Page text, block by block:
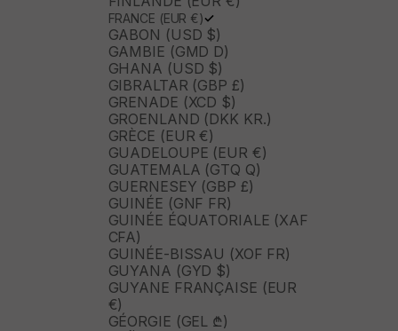
FRANCE (EUR €)
GABON (USD $)
GAMBIE (GMD D)
GHANA (USD $)
GIBRALTAR (GBP £)
GRENADE (XCD $)
GROENLAND (DKK KR.)
GRÈCE (EUR €)
GUADELOUPE (EUR €)
GUATEMALA (GTQ Q)
GUERNESEY (GBP £)
GUINÉE (GNF FR)
GUINÉE ÉQUATORIALE (XAF
CFA)
GUINÉE-BISSAU (XOF FR)
GUYANA (GYD $)
GUYANE FRANÇAISE (EUR
€)
GÉORGIE (GEL ₾)